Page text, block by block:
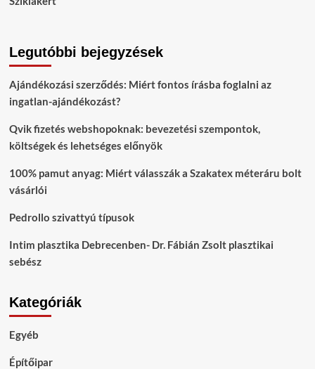
Legutóbbi bejegyzések
Ajándékozási szerződés: Miért fontos írásba foglalni az
ingatlan-ajándékozást?
Qvik fizetés webshopoknak: bevezetési szempontok,
költségek és lehetséges előnyök
100% pamut anyag: Miért válasszák a Szakatex méteráru bolt
vásárlói
Pedrollo szivattyú típusok
Intim plasztika Debrecenben- Dr. Fábián Zsolt plasztikai
sebész
Kategóriák
Egyéb
Építőipar